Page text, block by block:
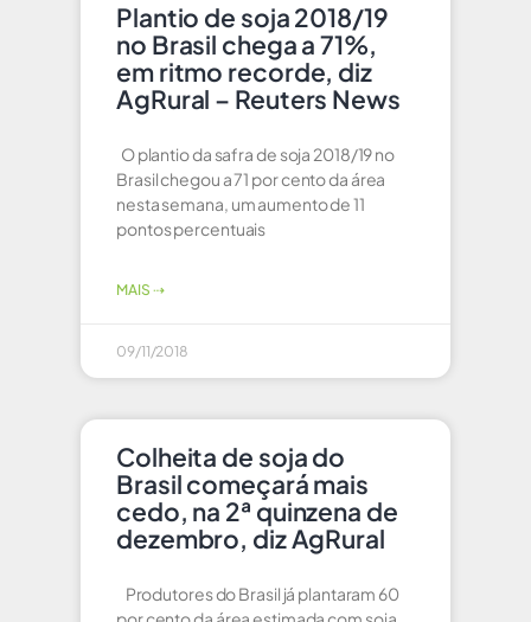
Plantio de soja 2018/19
no Brasil chega a 71%,
em ritmo recorde, diz
AgRural – Reuters News
O plantio da safra de soja 2018/19 no
Brasil chegou a 71 por cento da área
nesta semana, um aumento de 11
pontos percentuais
MAIS ⇢
09/11/2018
Colheita de soja do
Brasil começará mais
cedo, na 2ª quinzena de
dezembro, diz AgRural
Produtores do Brasil já plantaram 60